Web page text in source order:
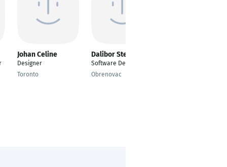
Johan Celine
Designer
Toronto
Dalibor Stefanovic
Software Developer
Obrenovac